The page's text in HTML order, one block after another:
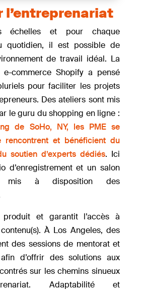
l’entreprenariat
échelles et pour chaque
quotidien, il est possible de
de travail idéal. La
commerce Shopify a pensé
pour faciliter les projets
Des ateliers sont mis
le guru du shopping en ligne :
de SoHo, NY, les PME se
rencontrent et bénéficient du
soutien d’experts dédiés. Ici
d’enregistrement et un salon
mis à disposition des
produit et garantit l’accès à
À Los Angeles, des
des sessions de mentorat et
d’offrir des solutions aux
sur les chemins sinueux
Adaptabilité et